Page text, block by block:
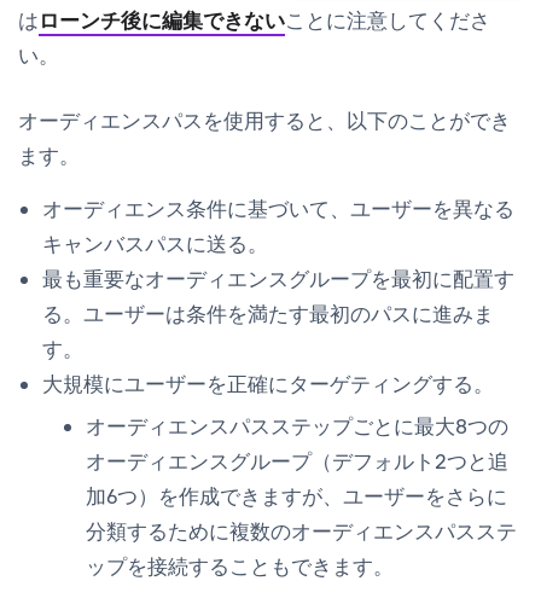
はローンチ後に編集できないことに注意してくださ
い。
オーディエンスパスを使用すると、以下のことができ
ます。
オーディエンス条件に基づいて、ユーザーを異なる
キャンバスパスに送る。
最も重要なオーディエンスグループを最初に配置す
る。ユーザーは条件を満たす最初のパスに進みま
す。
大規模にユーザーを正確にターゲティングする。
オーディエンスパスステップごとに最大8つの
オーディエンスグループ（デフォルト2つと追
加6つ）を作成できますが、ユーザーをさらに
分類するために複数のオーディエンスパスステ
ップを接続することもできます。